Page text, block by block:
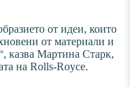
от идеи, които
от материали и
казва Мартина Старк,
на Rolls-Royce.